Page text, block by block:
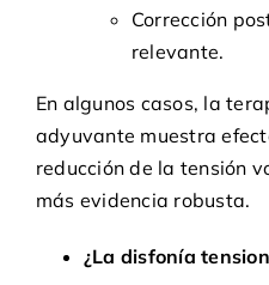
Corrección
relevante.
En algunos casos, la
adyuvante muestra
reducción de la tensión
más evidencia robusta.
¿La disfonía